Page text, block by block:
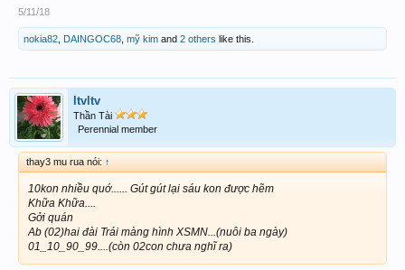
5/11/18
nokia82 DAINGOC68 mỹ kim and 2 others like this.
ltvltv
Thần Tài
Perennial member
thay3 mu rua nói: ↑
10kon nhiều quớ...... Gút gút lại sáu kon được hẽm
Khữa Khữa....
Gởi quán
Ab (02)hai đài Trái màng hình XSMN...(nuôi ba ngày)
01_10_90_99....(còn 02con chưa nghĩ ra)